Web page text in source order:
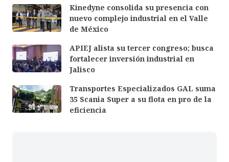
Kinedyne consolida su presencia con
nuevo complejo industrial en el Valle
de México
APIEJ alista su tercer congreso; busca
fortalecer inversión industrial en
Jalisco
Transportes Especializados GAL suma
35 Scania Super a su flota en pro de la
eficiencia